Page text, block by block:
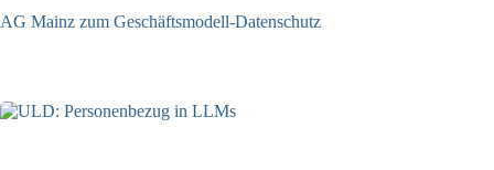
AG Mainz zum Geschäftsmodell-Datenschutz